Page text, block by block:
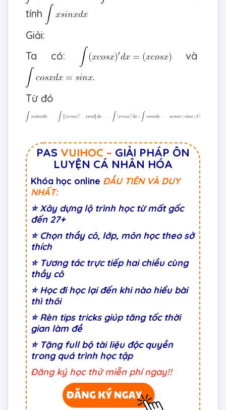
tính
Giải:
Ta có:
và
.
Từ đó
PAS VUIHOC – GIẢI PHÁP ÔN
LUYỆN CÁ NHÂN HÓA
Khóa học online ĐẦU TIÊN VÀ DUY
NHẤT:
⭐Xây dựng lộ trình học từ mất gốc
đến 27+
⭐ Chọn thầy cô, lớp, môn học theo sở
thích
⭐ Tương tác trực tiếp hai chiều cùng
thầy cô
⭐ Học đi học lại đến khi nào hiểu bài
thì thôi
⭐ Rèn tips tricks giúp tăng tốc thời
gian làm đề
⭐ Tặng full bộ tài liệu độc quyền
trong quá trình học tập
Đăng ký học thử miễn phí ngay!!